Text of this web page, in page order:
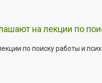
на лекции по
по поиску работы и